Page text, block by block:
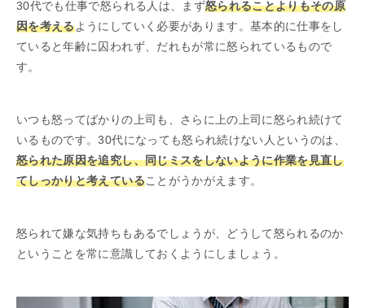
30代でも仕事で怒られる人は、まず怒られることよりもその原
因を考えるようにしていく必要があります。基本的に仕事をし
ていると年齢に囚われず、だれもが常に怒られているもので
す。
いつも怒ってばかりの上司も、さらに上の上司に怒られ続けて
いるものです。30代になっても怒られ続けない人というのは、
怒られた原因を追究し、同じミスをしないように作業を見直し
てしっかりと考えていることがうかがえます。
怒られて嫌な気持ちもあるでしょうが、どうして怒られるのか
ということを常に意識しておくようにしましょう。